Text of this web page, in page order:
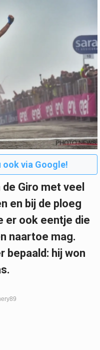
via Google!
Giro met veel
en bij de ploeg
er ook eentje die
naartoe mag.
bepaald: hij won